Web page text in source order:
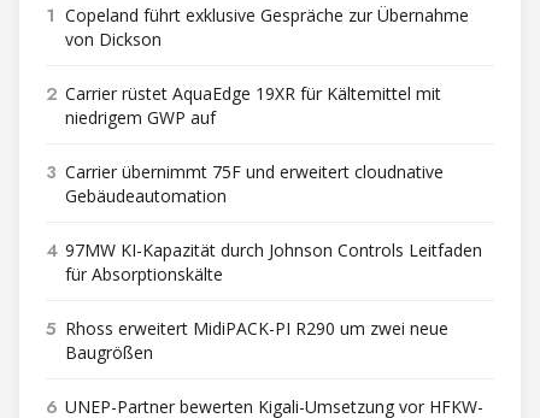
1 Copeland führt exklusive Gespräche zur Übernahme
von Dickson
2 Carrier rüstet AquaEdge 19XR für Kältemittel mit
niedrigem GWP auf
3 Carrier übernimmt 75F und erweitert cloudnative
Gebäudeautomation
4 97MW KI-Kapazität durch Johnson Controls Leitfaden
für Absorptionskälte
5 Rhoss erweitert MidiPACK-PI R290 um zwei neue
Baugrößen
6 UNEP-Partner bewerten Kigali-Umsetzung vor HFKW-